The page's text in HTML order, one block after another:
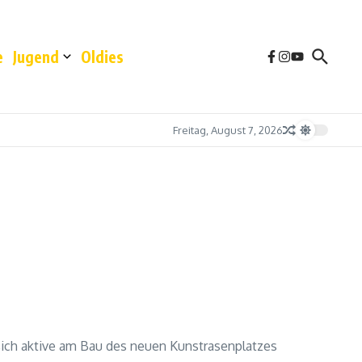
Jugend Oldies
Freitag, August 7, 2026
aktive am Bau des neuen Kunstrasenplatzes